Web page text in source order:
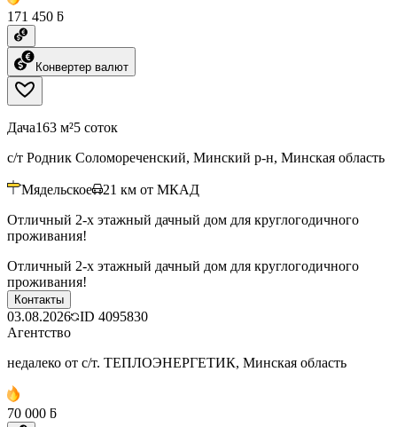
171 450 ƃ
Конвертер валют
Дача163 м²5 соток
с/т Родник Соломореченский, Минский р-н, Минская область
Мядельское 21 км от МКАД
Отличный 2-х этажный дачный дом для круглогодичного
проживания!
Отличный 2-х этажный дачный дом для круглогодичного
проживания!
Контакты
03.08.2026 ID 4095830
Агентство
недалеко от с/т. ТЕПЛОЭНЕРГЕТИК, Минская область
70 000 ƃ